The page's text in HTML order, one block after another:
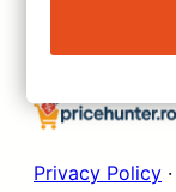
2Ghz,
Privacy Policy ·